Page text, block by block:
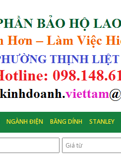
NGÀNH ĐIỆN BĂNG DÍNH STANLEY